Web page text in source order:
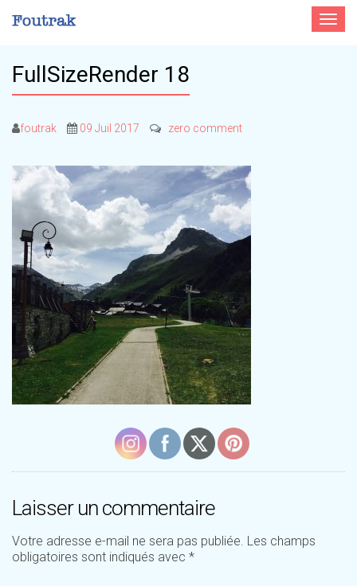
Toggle
FullSizeRender 18
foutrak 09 Juil 2017 zero comment
Laisser un commentaire
Votre adresse e-mail ne sera pas publiée. Les champs
obligatoires sont indiqués avec *